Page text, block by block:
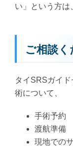
い」という方は
ご相談
タイSRSガイ
術について、
手術予約
渡航準備
現地での